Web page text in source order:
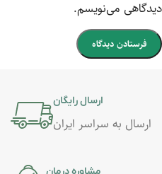
دیدگاهی می‌نویسم.
ارسال رایگان
ارسال به سراسر ایران